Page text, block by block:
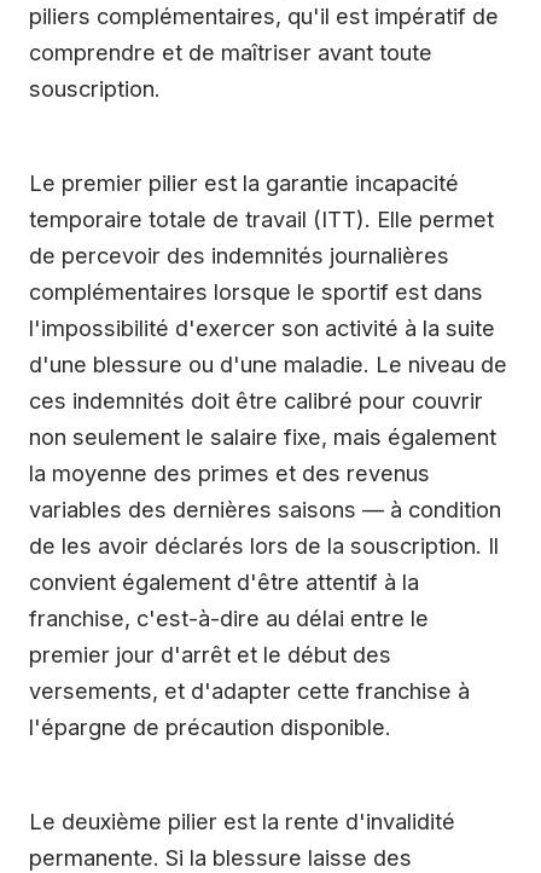
piliers complémentaires, qu'il est impératif de
comprendre et de maîtriser avant toute
souscription.
Le premier pilier est la garantie incapacité
temporaire totale de travail (ITT). Elle permet
de percevoir des indemnités journalières
complémentaires lorsque le sportif est dans
l'impossibilité d'exercer son activité à la suite
d'une blessure ou d'une maladie. Le niveau de
ces indemnités doit être calibré pour couvrir
non seulement le salaire fixe, mais également
la moyenne des primes et des revenus
variables des dernières saisons — à condition
de les avoir déclarés lors de la souscription. Il
convient également d'être attentif à la
franchise, c'est-à-dire au délai entre le
premier jour d'arrêt et le début des
versements, et d'adapter cette franchise à
l'épargne de précaution disponible.
Le deuxième pilier est la rente d'invalidité
permanente. Si la blessure laisse des